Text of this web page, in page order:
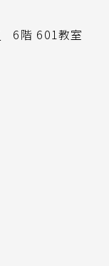
6階 601教室